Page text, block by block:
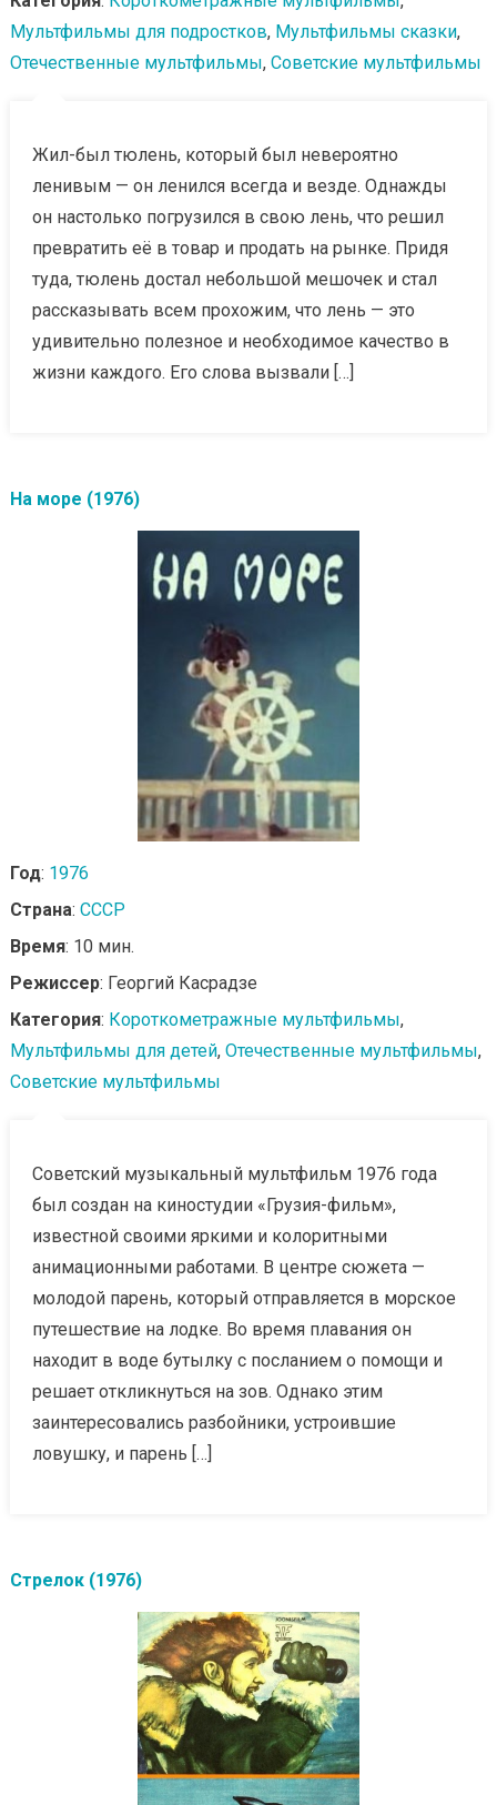
Мультфильмы для подростков, Мультфильмы сказки,
Отечественные мультфильмы, Советские мультфильмы
Жил-был тюлень, который был невероятно
ленивым — он ленился всегда и везде. Однажды
он настолько погрузился в свою лень, что решил
превратить её в товар и продать на рынке. Придя
туда, тюлень достал небольшой мешочек и стал
рассказывать всем прохожим, что лень — это
удивительно полезное и необходимое качество в
жизни каждого. Его слова вызвали […]
На море (1976)
Год: 1976
Страна: СССР
Время: 10 мин.
Режиссер: Георгий Касрадзе
Категория: Короткометражные мультфильмы,
Мультфильмы для детей, Отечественные мультфильмы,
Советские мультфильмы
Советский музыкальный мультфильм 1976 года
был создан на киностудии «Грузия-фильм»,
известной своими яркими и колоритными
анимационными работами. В центре сюжета —
молодой парень, который отправляется в морское
путешествие на лодке. Во время плавания он
находит в воде бутылку с посланием о помощи и
решает откликнуться на зов. Однако этим
заинтересовались разбойники, устроившие
ловушку, и парень […]
Стрелок (1976)